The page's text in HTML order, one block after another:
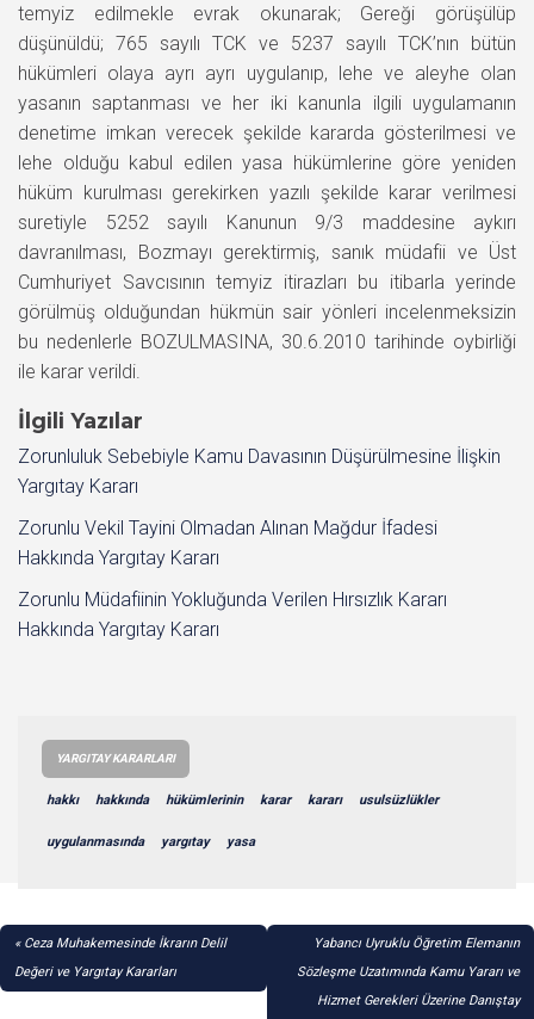
temyiz edilmekle evrak okunarak; Gereği görüşülüp
düşünüldü; 765 sayılı TCK ve 5237 sayılı TCK’nın bütün
hükümleri olaya ayrı ayrı uygulanıp, lehe ve aleyhe olan
yasanın saptanması ve her iki kanunla ilgili uygulamanın
denetime imkan verecek şekilde kararda gösterilmesi ve
lehe olduğu kabul edilen yasa hükümlerine göre yeniden
hüküm kurulması gerekirken yazılı şekilde karar verilmesi
suretiyle 5252 sayılı Kanunun 9/3 maddesine aykırı
davranılması, Bozmayı gerektirmiş, sanık müdafii ve Üst
Cumhuriyet Savcısının temyiz itirazları bu itibarla yerinde
görülmüş olduğundan hükmün sair yönleri incelenmeksizin
bu nedenlerle BOZULMASINA, 30.6.2010 tarihinde oybirliği
ile karar verildi.
İlgili Yazılar
Zorunluluk Sebebiyle Kamu Davasının Düşürülmesine İlişkin
Yargıtay Kararı
Zorunlu Vekil Tayini Olmadan Alınan Mağdur İfadesi
Hakkında Yargıtay Kararı
Zorunlu Müdafiinin Yokluğunda Verilen Hırsızlık Kararı
Hakkında Yargıtay Kararı
YARGITAY KARARLARI
hakkı hakkında hükümlerinin karar kararı usulsüzlükler
uygulanmasında yargıtay yasa
YAZI
GEZINMESI
Ceza Muhakemesinde İkrarın Delil
Değeri ve Yargıtay Kararları
Yabancı Uyruklu Öğretim Elemanın
Sözleşme Uzatımında Kamu Yararı ve
Hizmet Gerekleri Üzerine Danıştay